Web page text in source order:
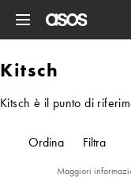
Kitsch
Kitsch è il punto di
Ordina Filtra
Maggiori